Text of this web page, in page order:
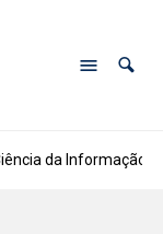
da Informação.